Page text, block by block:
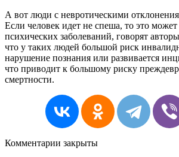
А вот люди с невротическими
Если человек идет не спеша, то это может
психических заболеваний, говорят
что у таких людей большой риск
нарушение познания или развивается
что приводит к большому риску
смертности.
Комментарии закрыты